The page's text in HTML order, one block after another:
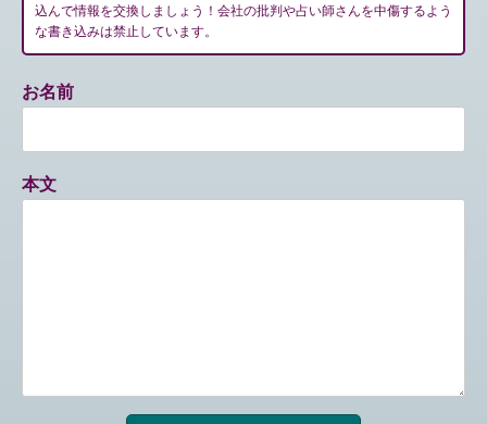
込んで情報を交換しましょう！会社の批判や占い師さんを中傷するよう
な書き込みは禁止しています。
お名前
本文